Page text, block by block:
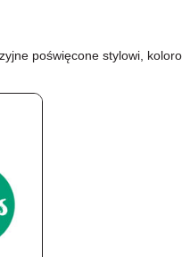
poświęcone stylowi,